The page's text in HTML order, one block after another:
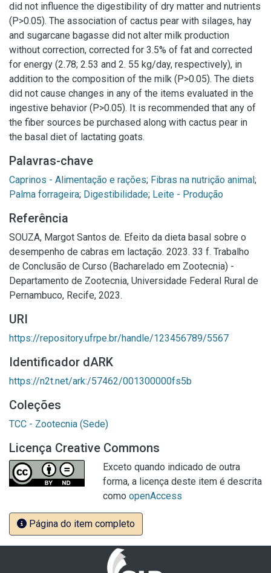
did not influence the digestibility of dry matter and nutrients
(P>0.05). The association of cactus pear with silages, hay
and sugarcane bagasse did not alter milk production
without correction, corrected for 3.5% of fat and corrected
for energy (2.78; 2.53 and 2. 55 kg/day, respectively), in
addition to the composition of the milk (P>0.05). The diets
did not cause changes in any of the items evaluated in the
ingestive behavior (P>0.05). It is recommended that any of
the fiber sources be purchased along with cactus pear in
the basal diet of lactating goats.
Palavras-chave
Caprinos - Alimentação e rações; Fibras na nutrição animal;
Palma forrageira; Digestibilidade; Leite - Produção
Referência
SOUZA, Margot Santos de. Efeito da dieta basal sobre o
desempenho de cabras em lactação. 2023. 33 f. Trabalho
de Conclusão de Curso (Bacharelado em Zootecnia) -
Departamento de Zootecnia, Universidade Federal Rural de
Pernambuco, Recife, 2023.
URI
https://repository.ufrpe.br/handle/123456789/5567
Identificador dARK
https://n2t.net/ark:/57462/001300000fs5b
Coleções
TCC - Zootecnia (Sede)
Licença Creative Commons
Exceto quando indicado de outra
forma, a licença deste item é descrita
como openAccess
Página do item completo